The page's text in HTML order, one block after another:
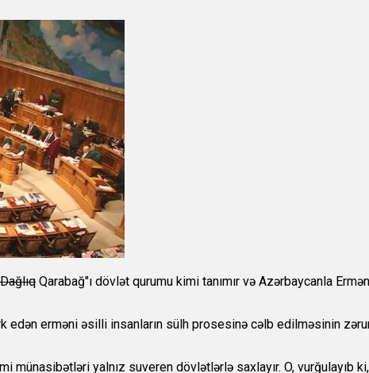
Dağlıq Qarabağ"ı dövlət qurumu kimi tanımır və Azərbaycanla
erməni əsilli insanların sülh prosesinə cəlb edilməsinin
yalnız suveren dövlətlərlə saxlayır. O, vurğulayıb